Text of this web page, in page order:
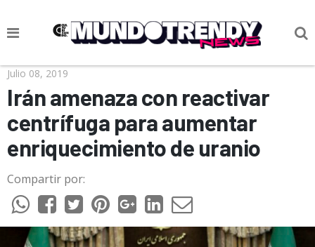
NOTICIAS
CULTURA POP
CIENCIA Y TECNOLOGÍA
VIDA
SOCIEDAD
CULTURIZANDO.COM
Julio 08, 2019
Irán amenaza con reactivar
centrífuga para aumentar
enriquecimiento de uranio
Compartir por: